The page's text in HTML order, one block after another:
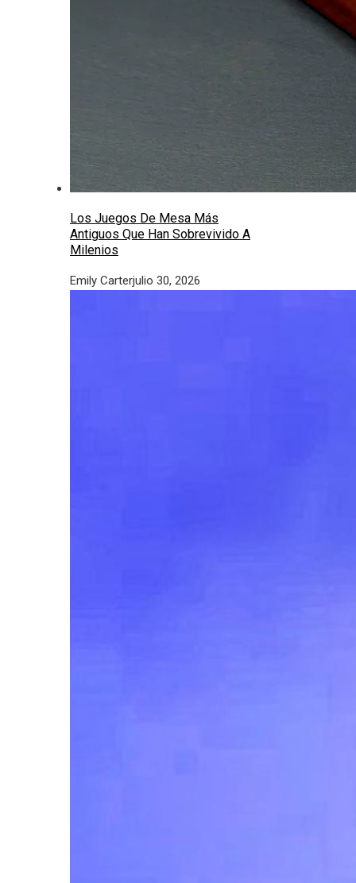
Los Juegos De Mesa Más
Antiguos Que Han Sobrevivido A
Milenios
Emily Carterjulio 30, 2026